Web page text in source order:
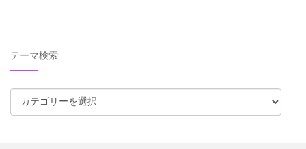
テーマ検索
ー